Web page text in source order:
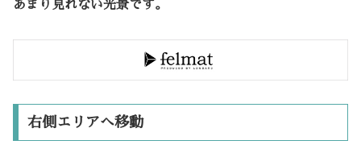
あまり見れない光景です。
右側エリアへ移動